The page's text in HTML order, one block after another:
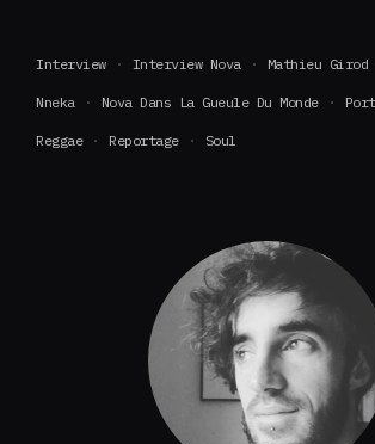
Interview Interview Nova Mathieu Girod
Nneka Nova Dans La Gueule Du Monde
Reggae Reportage Soul